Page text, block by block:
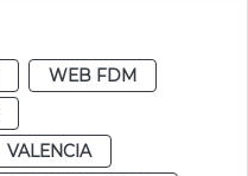
WEB FDM
VALENCIA